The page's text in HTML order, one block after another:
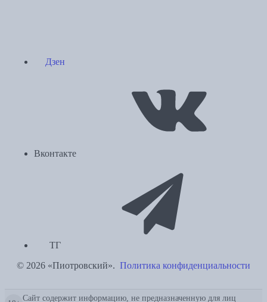
Дзен
Вконтакте
ТГ
© 2026 «Пиотровский». Политика конфиденциальности
Сайт содержит информацию, не предназначенную для лиц